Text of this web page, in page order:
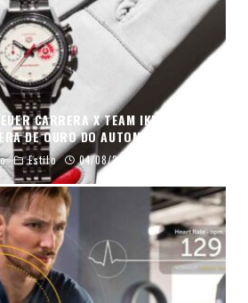
CARRERA X TEAM IKUZAWA
DE OURO DO AUTOMOBILISMO
Estilo 04/08/2026